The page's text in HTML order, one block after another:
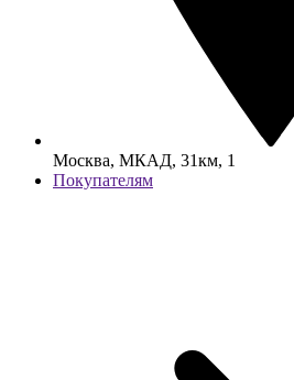
Москва, МКАД, 31км, 1
Покупателям